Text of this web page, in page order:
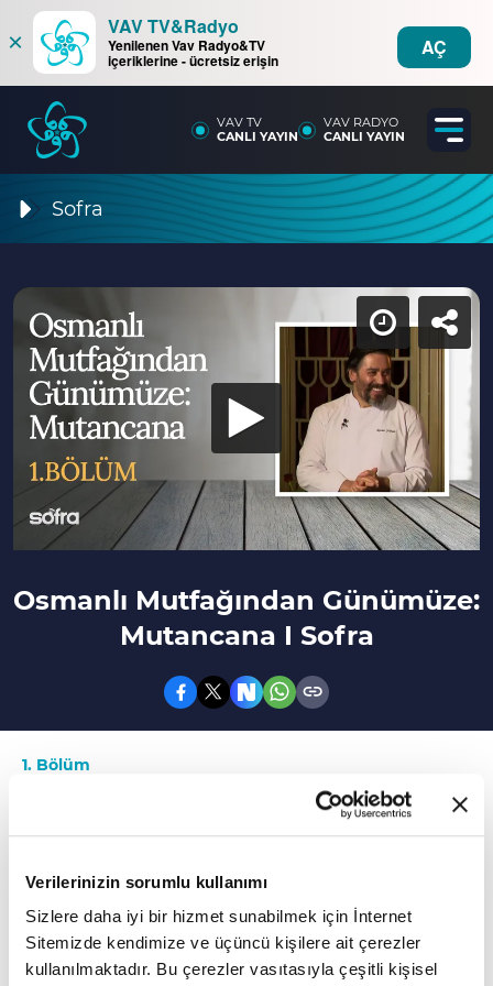
Verilerinizin sorumlu kullanımı
Sizlere daha iyi bir hizmet sunabilmek için İnternet
Sitemizde kendimize ve üçüncü kişilere ait çerezler
kullanılmaktadır. Bu çerezler vasıtasıyla çeşitli kişisel
×
VAV TV&Radyo
Yenilenen Vav Radyo&TV
içeriklerine - ücretsiz erişin
AÇ
VAV TV
CANLI YAYIN
VAV RADYO
CANLI YAYIN
Sofra
Osmanlı Mutfağından Günümüze:
Mutancana I Sofra
1. Bölüm
Mutancana yemeği hangi gün ve öğünlerde
tercih edildi?
bölümüyle sizlerle...
00:00Sofra